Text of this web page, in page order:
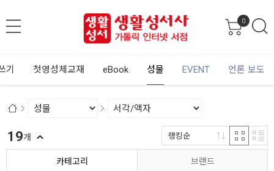
0
기 첫영성체교재 eBook 성물 EVENT 언론 보도
카테고리 브랜드
19개 랭킹순